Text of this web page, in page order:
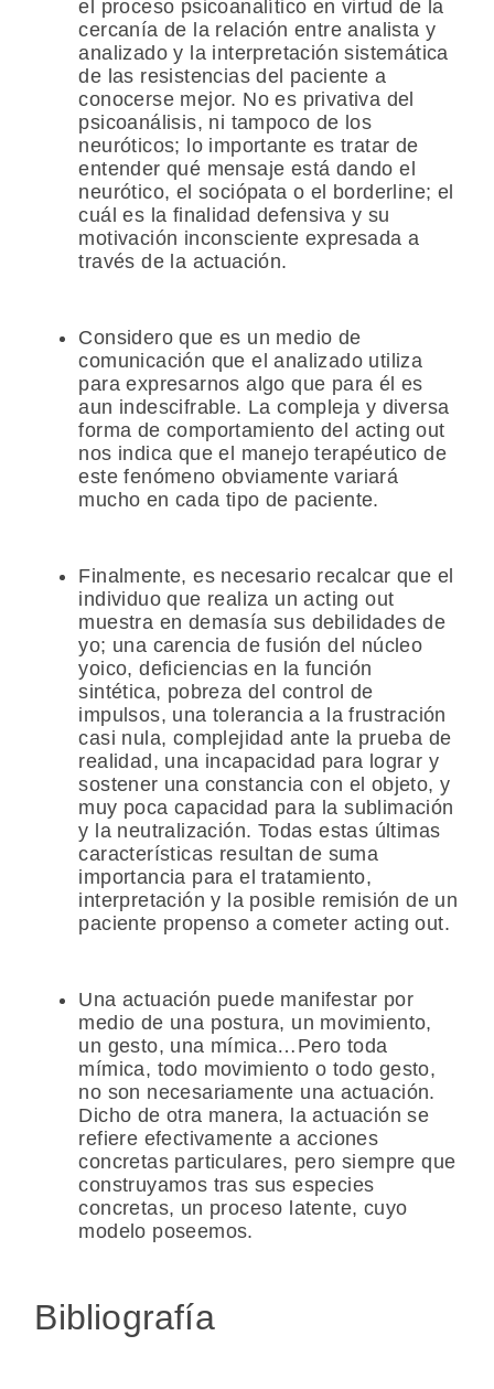
el proceso psicoanalítico en virtud de la
cercanía de la relación entre analista y
analizado y la interpretación sistemática
de las resistencias del paciente a
conocerse mejor. No es privativa del
psicoanálisis, ni tampoco de los
neuróticos; lo importante es tratar de
entender qué mensaje está dando el
neurótico, el sociópata o el borderline; el
cuál es la finalidad defensiva y su
motivación inconsciente expresada a
través de la actuación.
Considero que es un medio de
comunicación que el analizado utiliza
para expresarnos algo que para él es
aun indescifrable. La compleja y diversa
forma de comportamiento del acting out
nos indica que el manejo terapéutico de
este fenómeno obviamente variará
mucho en cada tipo de paciente.
Finalmente, es necesario recalcar que el
individuo que realiza un acting out
muestra en demasía sus debilidades de
yo; una carencia de fusión del núcleo
yoico, deficiencias en la función
sintética, pobreza del control de
impulsos, una tolerancia a la frustración
casi nula, complejidad ante la prueba de
realidad, una incapacidad para lograr y
sostener una constancia con el objeto, y
muy poca capacidad para la sublimación
y la neutralización. Todas estas últimas
características resultan de suma
importancia para el tratamiento,
interpretación y la posible remisión de un
paciente propenso a cometer acting out.
Una actuación puede manifestar por
medio de una postura, un movimiento,
un gesto, una mímica…Pero toda
mímica, todo movimiento o todo gesto,
no son necesariamente una actuación.
Dicho de otra manera, la actuación se
refiere efectivamente a acciones
concretas particulares, pero siempre que
construyamos tras sus especies
concretas, un proceso latente, cuyo
modelo poseemos.
Bibliografía